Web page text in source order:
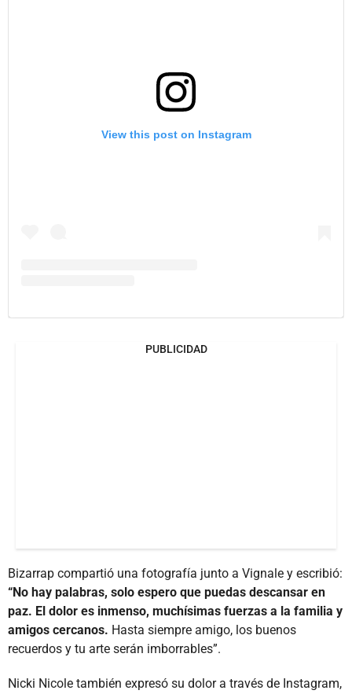
View this post on Instagram
PUBLICIDAD
Bizarrap compartió una fotografía junto a Vignale y escribió:
“No hay palabras, solo espero que puedas descansar en
paz. El dolor es inmenso, muchísimas fuerzas a la familia y
amigos cercanos. Hasta siempre amigo, los buenos
recuerdos y tu arte serán imborrables”.
Nicki Nicole también expresó su dolor a través de Instagram,